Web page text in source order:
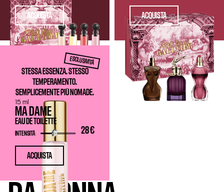
ACQUISTA ACQUISTA
ESCLUSIVITÀ
STESSA ESSENZA. STESSO
TEMPERAMENTO.
SEMPLICEMENTE PIÙ NOMADE.
MA DAME
EAU DE TOILETTE
28 €
INTENSITÀ
15 ml
ACQUISTA